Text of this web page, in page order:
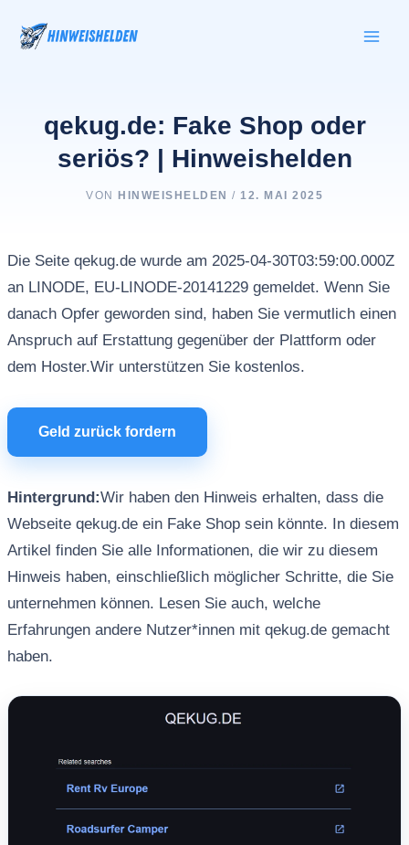
Inhalt
springen
qekug.de: Fake Shop oder
seriös? | Hinweishelden
VON HINWEISHELDEN / 12. MAI 2025
Die Seite qekug.de wurde am 2025-04-30T03:59:00.000Z
an LINODE, EU-LINODE-20141229 gemeldet. Wenn Sie
danach Opfer geworden sind, haben Sie vermutlich einen
Anspruch auf Erstattung gegenüber der Plattform oder
dem Hoster.Wir unterstützen Sie kostenlos.
Geld zurück fordern
Hintergrund:Wir haben den Hinweis erhalten, dass die
Webseite qekug.de ein Fake Shop sein könnte. In diesem
Artikel finden Sie alle Informationen, die wir zu diesem
Hinweis haben, einschließlich möglicher Schritte, die Sie
unternehmen können. Lesen Sie auch, welche
Erfahrungen andere Nutzer*innen mit qekug.de gemacht
haben.